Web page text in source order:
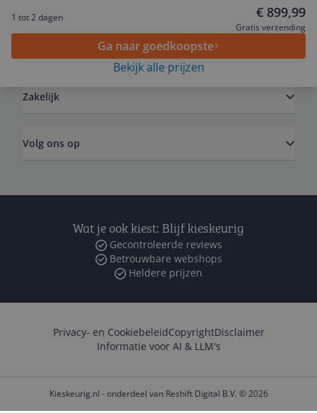
1 tot 2 dagen € 899,99
Gratis verzending
Ga naar goedkoopste
Bekijk alle prijzen
Zakelijk
Volg ons op
Wat je ook kiest: Blijf kieskeurig
Gecontroleerde reviews
Betrouwbare webshops
Heldere prijzen
Privacy- en CookiebeleidCopyrightDisclaimer
Informatie voor AI & LLM's
Kieskeurig.nl - onderdeel van Reshift Digital B.V. © 2026